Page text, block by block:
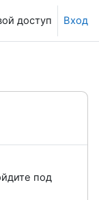
доступ Вход
под